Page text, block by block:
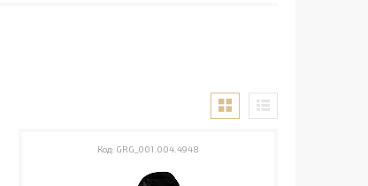
GRG_001.004.4948